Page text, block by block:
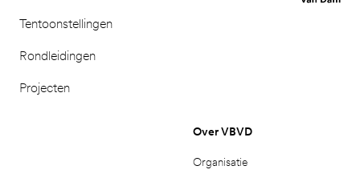
Tentoonstellingen
Rondleidingen
Projecten
Over VBVD
Organisatie